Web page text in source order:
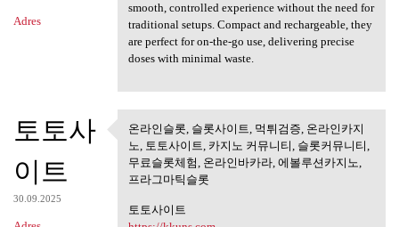
Adres
smooth, controlled experience without the need for
traditional setups. Compact and rechargeable, they
are perfect for on-the-go use, delivering precise
doses with minimal waste.
토토사
이트
30.09.2025
온라인슬롯, 슬롯사이트, 먹튀검
증, 온라인카지노,
온라인슬롯, 슬롯사이트, 먹튀검증, 온라인카지
노, 토토사이트, 카지노 커뮤니티, 슬롯커뮤니티,
무료슬롯체험, 온라인바카라, 에볼루션카지노,
프라그마틱슬롯
토토사이트